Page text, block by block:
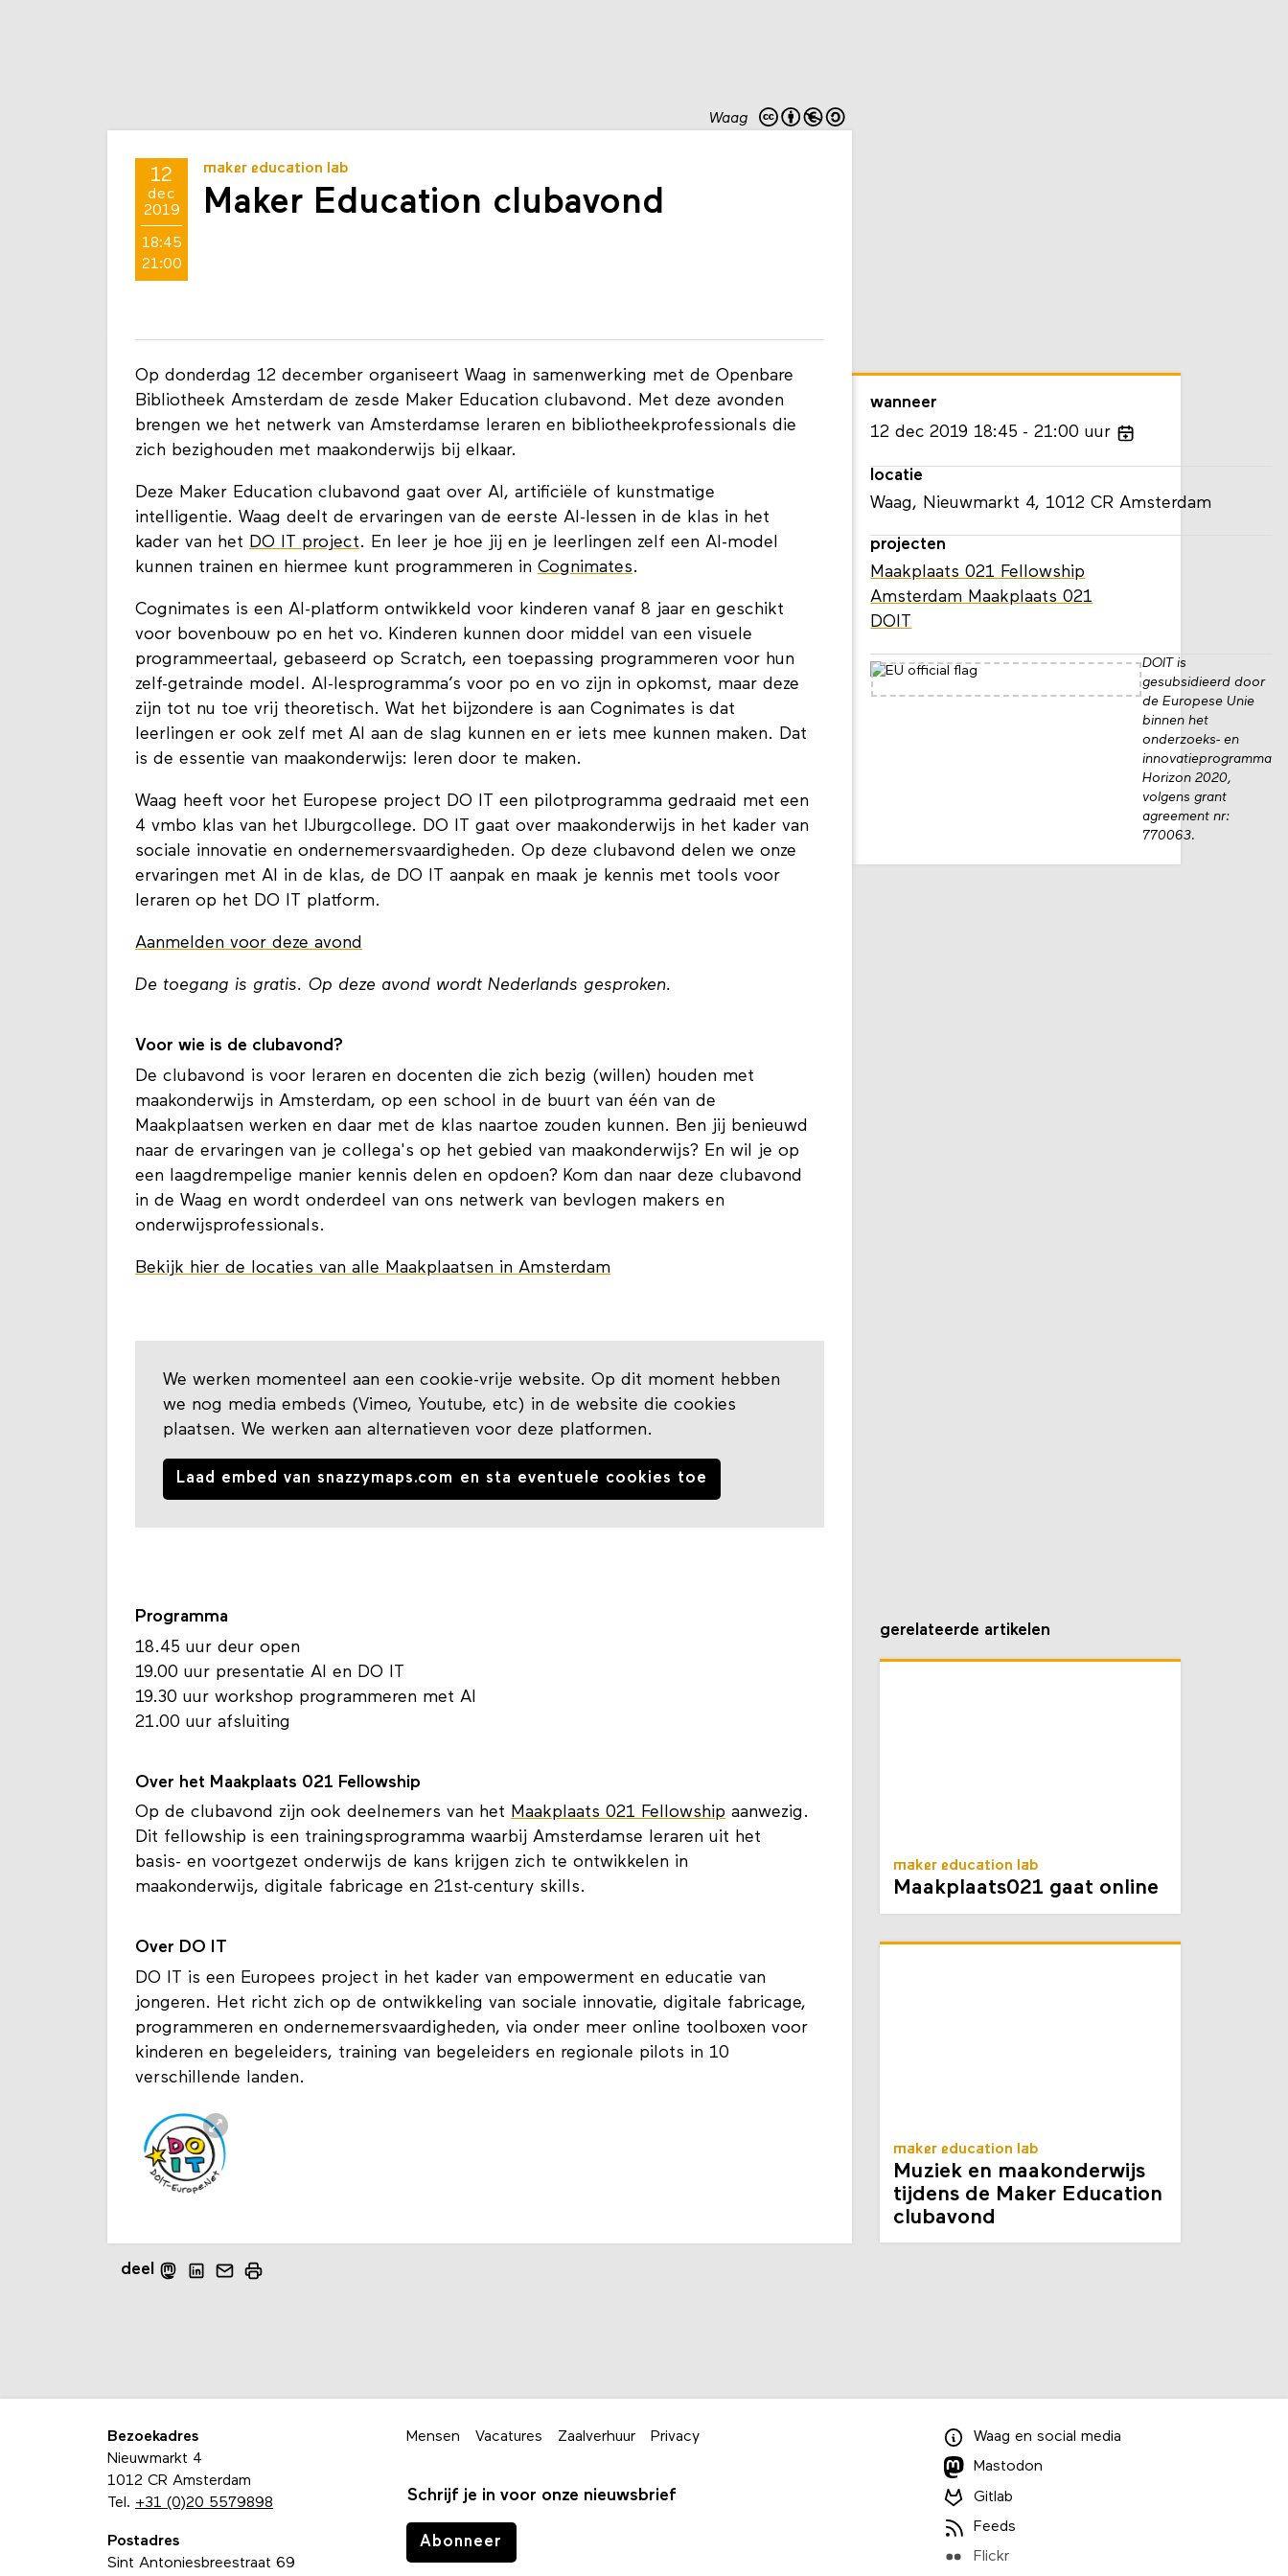
Waag
12
dec
2019
18:45
21:00
maker education lab
Maker Education clubavond
Op donderdag 12 december organiseert Waag in samenwerking met de Openbare
Bibliotheek Amsterdam de zesde Maker Education clubavond. Met deze avonden
brengen we het netwerk van Amsterdamse leraren en bibliotheekprofessionals die
zich bezighouden met maakonderwijs bij elkaar.
Deze Maker Education clubavond gaat over AI, artificiële of kunstmatige
intelligentie. Waag deelt de ervaringen van de eerste AI-lessen in de klas in het
kader van het DO IT project. En leer je hoe jij en je leerlingen zelf een AI-model
kunnen trainen en hiermee kunt programmeren in Cognimates.
Cognimates is een AI-platform ontwikkeld voor kinderen vanaf 8 jaar en geschikt
voor bovenbouw po en het vo. Kinderen kunnen door middel van een visuele
programmeertaal, gebaseerd op Scratch, een toepassing programmeren voor hun
zelf-getrainde model. AI-lesprogramma’s voor po en vo zijn in opkomst, maar deze
zijn tot nu toe vrij theoretisch. Wat het bijzondere is aan Cognimates is dat
leerlingen er ook zelf met AI aan de slag kunnen en er iets mee kunnen maken. Dat
is de essentie van maakonderwijs: leren door te maken.
Waag heeft voor het Europese project DO IT een pilotprogramma gedraaid met een
4 vmbo klas van het IJburgcollege. DO IT gaat over maakonderwijs in het kader van
sociale innovatie en ondernemersvaardigheden. Op deze clubavond delen we onze
ervaringen met AI in de klas, de DO IT aanpak en maak je kennis met tools voor
leraren op het DO IT platform.
Aanmelden voor deze avond
De toegang is gratis. Op deze avond wordt Nederlands gesproken.
Voor wie is de clubavond?
De clubavond is voor leraren en docenten die zich bezig (willen) houden met
maakonderwijs in Amsterdam, op een school in de buurt van één van de
Maakplaatsen werken en daar met de klas naartoe zouden kunnen. Ben jij benieuwd
naar de ervaringen van je collega's op het gebied van maakonderwijs? En wil je op
een laagdrempelige manier kennis delen en opdoen? Kom dan naar deze clubavond
in de Waag en wordt onderdeel van ons netwerk van bevlogen makers en
onderwijsprofessionals.
Bekijk hier de locaties van alle Maakplaatsen in Amsterdam
We werken momenteel aan een cookie-vrije website. Op dit moment hebben
we nog media embeds (Vimeo, Youtube, etc) in de website die cookies
plaatsen. We werken aan alternatieven voor deze platformen.
Laad embed van snazzymaps.com en sta eventuele cookies toe
Programma
18.45 uur deur open
19.00 uur presentatie AI en DO IT
19.30 uur workshop programmeren met AI
21.00 uur afsluiting
Over het Maakplaats 021 Fellowship
Op de clubavond zijn ook deelnemers van het Maakplaats 021 Fellowship aanwezig.
Dit fellowship is een trainingsprogramma waarbij Amsterdamse leraren uit het
basis- en voortgezet onderwijs de kans krijgen zich te ontwikkelen in
maakonderwijs, digitale fabricage en 21st-century skills.
Over DO IT
DO IT is een Europees project in het kader van empowerment en educatie van
jongeren. Het richt zich op de ontwikkeling van sociale innovatie, digitale fabricage,
programmeren en ondernemersvaardigheden, via onder meer online toolboxen voor
kinderen en begeleiders, training van begeleiders en regionale pilots in 10
verschillende landen.
wanneer
12 dec 2019 18:45 21:00 uur
locatie
Waag, Nieuwmarkt 4, 1012 CR Amsterdam
projecten
Maakplaats 021 Fellowship
Amsterdam Maakplaats 021
DOIT
DOIT is
gesubsidieerd door
de Europese Unie
binnen het
onderzoeks- en
innovatieprogramma
Horizon 2020,
volgens grant
agreement nr:
770063.
deel
gerelateerde artikelen
maker education lab
Maakplaats021 gaat online
maker education lab
Muziek en maakonderwijs
tijdens de Maker Education
clubavond
Bezoekadres
Nieuwmarkt 4
1012 CR Amsterdam
Tel. +31 (0)20 5579898
Postadres
Sint Antoniesbreestraat 69
Mensen Vacatures Zaalverhuur Privacy
Schrijf je in voor onze nieuwsbrief
Abonneer
Waag en social media
Mastodon
Gitlab
Feeds
Flickr